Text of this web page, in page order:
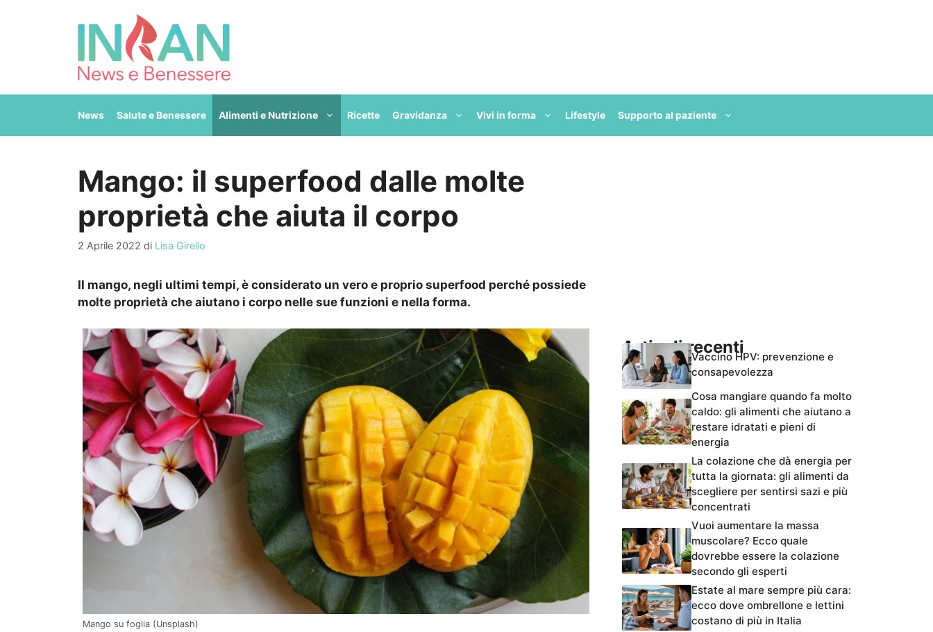
News Salute e Benessere Alimenti e Nutrizione Ricette Gravidanza Vivi in forma Lifestyle Supporto al paziente
Mango: il superfood dalle molte
proprietà che aiuta il corpo
2 Aprile 2022 di Lisa Girello
Il mango, negli ultimi tempi, è considerato un vero e proprio superfood perché possiede
molte proprietà che aiutano i corpo nelle sue funzioni e nella forma.
Mango su foglia (Unsplash)
Articoli recentiVaccino HPV: prevenzione e
consapevolezza
Cosa mangiare quando fa molto
caldo: gli alimenti che aiutano a
restare idratati e pieni di
energia
La colazione che dà energia per
tutta la giornata: gli alimenti da
scegliere per sentirsi sazi e più
concentrati
Vuoi aumentare la massa
muscolare? Ecco quale
dovrebbe essere la colazione
secondo gli esperti
Estate al mare sempre più cara:
ecco dove ombrellone e lettini
costano di più in Italia